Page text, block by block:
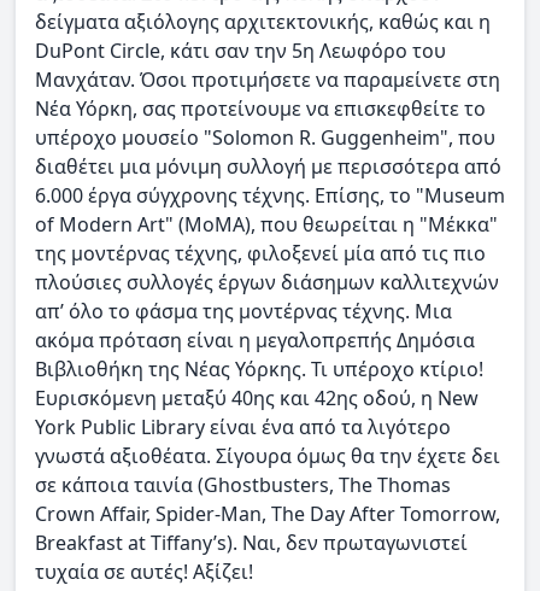
δείγματα αξιόλογης αρχιτεκτονικής, καθώς και η
DuPont Circle, κάτι σαν την 5η Λεωφόρο του
Μανχάταν. Όσοι προτιμήσετε να παραμείνετε στη
Νέα Υόρκη, σας προτείνουμε να επισκεφθείτε το
υπέροχο μουσείο "Solomon R. Guggenheim", που
διαθέτει μια μόνιμη συλλογή με περισσότερα από
6.000 έργα σύγχρονης τέχνης. Επίσης, το "Museum
of Modern Art" (MoMA), που θεωρείται η "Μέκκα"
της μοντέρνας τέχνης, φιλοξενεί μία από τις πιο
πλούσιες συλλογές έργων διάσημων καλλιτεχνών
απ’ όλο το φάσμα της μοντέρνας τέχνης. Μια
ακόμα πρόταση είναι η μεγαλοπρεπής Δημόσια
Βιβλιοθήκη της Νέας Υόρκης. Τι υπέροχο κτίριο!
Ευρισκόμενη μεταξύ 40ης και 42ης οδού, η New
York Public Library είναι ένα από τα λιγότερο
γνωστά αξιοθέατα. Σίγουρα όμως θα την έχετε δει
σε κάποια ταινία (Ghostbusters, The Thomas
Crown Affair, Spider-Man, The Day After Tomorrow,
Breakfast at Tiffany’s). Ναι, δεν πρωταγωνιστεί
τυχαία σε αυτές! Αξίζει!